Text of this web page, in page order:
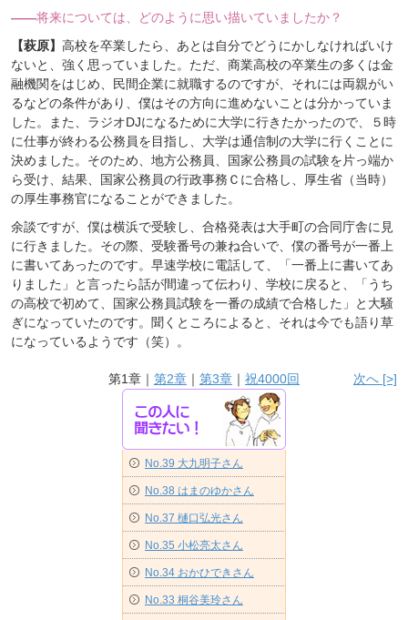
――将来については、どのように思い描いていましたか？
【萩原】 高校を卒業したら、あとは自分でどうにかしなければいけ
ないと、強く思っていました。ただ、商業高校の卒業生の多くは金
融機関をはじめ、民間企業に就職するのですが、それには両親がい
るなどの条件があり、僕はその方向に進めないことは分かっていま
した。また、ラジオDJになるために大学に行きたかったので、５時
に仕事が終わる公務員を目指し、大学は通信制の大学に行くことに
決めました。そのため、地方公務員、国家公務員の試験を片っ端か
ら受け、結果、国家公務員の行政事務Ｃに合格し、厚生省（当時）
の厚生事務官になることができました。
余談ですが、僕は横浜で受験し、合格発表は大手町の合同庁舎に見
に行きました。その際、受験番号の兼ね合いで、僕の番号が一番上
に書いてあったのです。早速学校に電話して、「一番上に書いてあ
りました」と言ったら話が間違って伝わり、学校に戻ると、「うち
の高校で初めて、国家公務員試験を一番の成績で合格した」と大騒
ぎになっていたのです。聞くところによると、それは今でも語り草
になっているようです（笑）。
次へ [>]
第1章｜ 第2章 ｜ 第3章 ｜ 祝4000回
No.39 大九明子さん
No.38 はまのゆかさん
No.37 樋口弘光さん
No.35 小松亮太さん
No.34 おかひできさん
No.33 桐谷美玲さん